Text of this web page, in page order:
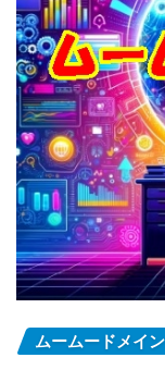
ムームードメイン